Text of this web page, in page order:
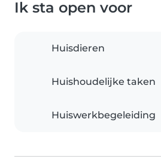
Ik sta open voor
Huisdieren
Huishoudelijke taken
Huiswerkbegeleiding